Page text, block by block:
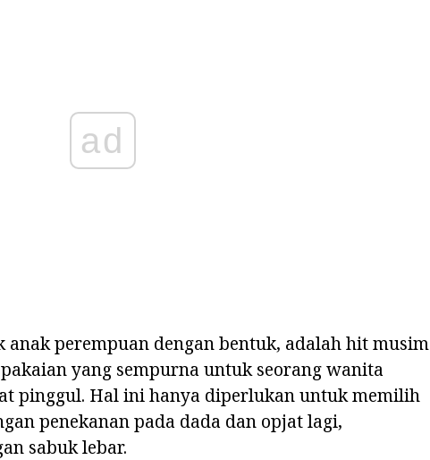
ad
perempuan dengan bentuk, adalah hit musim
yang sempurna untuk seorang wanita
pinggul. Hal ini hanya diperlukan untuk memilih
penekanan pada dada dan opjat lagi,
sabuk lebar.